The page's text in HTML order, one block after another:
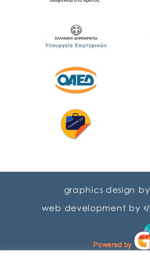
graphics design by
web development by